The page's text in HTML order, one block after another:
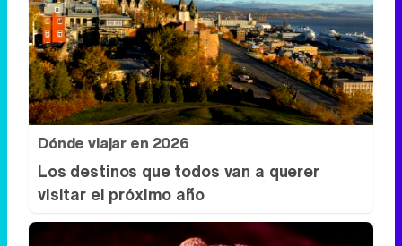
Dónde viajar en 2026
Los destinos que todos van a querer
visitar el próximo año